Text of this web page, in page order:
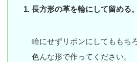
長方形の革を輪にして留める。
輪にせずリボンにしてももち
色んな形で作ってください。